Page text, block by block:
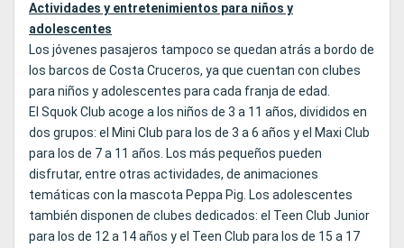
Actividades y entretenimientos para niños y
adolescentes
Los jóvenes pasajeros tampoco se quedan atrás a bordo de
los barcos de Costa Cruceros, ya que cuentan con clubes
para niños y adolescentes para cada franja de edad.
El Squok Club acoge a los niños de 3 a 11 años, divididos en
dos grupos: el Mini Club para los de 3 a 6 años y el Maxi Club
para los de 7 a 11 años. Los más pequeños pueden
disfrutar, entre otras actividades, de animaciones
temáticas con la mascota Peppa Pig. Los adolescentes
también disponen de clubes dedicados: el Teen Club Junior
para los de 12 a 14 años y el Teen Club para los de 15 a 17